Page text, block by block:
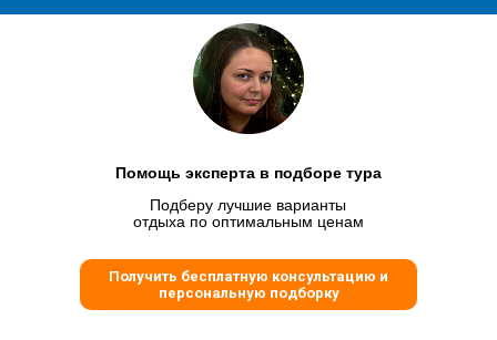
Помощь эксперта в подборе тура
Подберу лучшие варианты
отдыха по оптимальным ценам
Получить бесплатную консультацию и
персональную подборку